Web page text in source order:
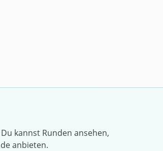
kannst Runden ansehen,
anbieten.